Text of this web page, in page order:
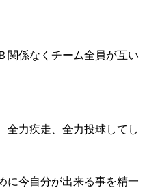
関係なくチーム全員が互い
全力疾走、全力投球してし
に今自分が出来る事を精一